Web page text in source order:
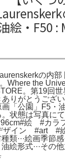
絵・F50 :
の内部
Where the
。第19回
りがとうござ
「公園」F5・
状態は写真に
96cm#絵 #カ
イン #art #絵
類···絵画季節
絵形式···その